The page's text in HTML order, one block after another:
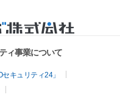
ィ事業について
キュリティ24」